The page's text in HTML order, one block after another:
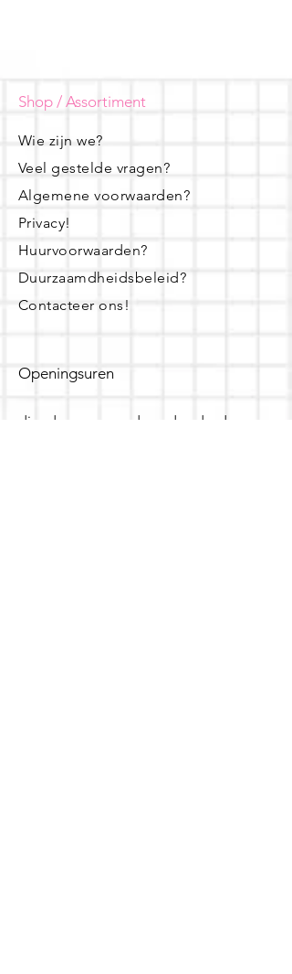
Shop / Assortiment
Wie zijn we?
Veel gestelde vragen?
Algemene voorwaarden?
Privacy!
Huurvoorwaarden?
Duurzaamdheidsbeleid?
Contacteer ons!
Openingsuren
dinsdag - woensdag- donderdag: